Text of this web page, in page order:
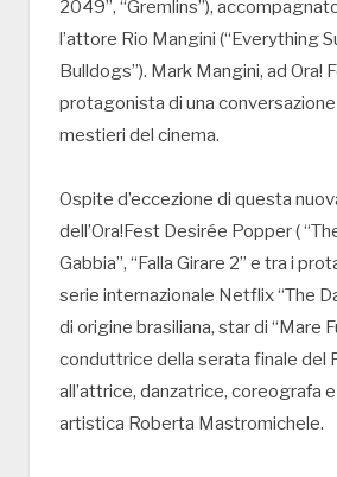
2049”, “Gremlins”),
l’attore Rio Mangini (“Everything
Bulldogs”). Mark Mangini, ad Ora!
protagonista di una
mestieri del cinema.
Ospite d’eccezione di questa
dell’Ora!Fest Desirée Popper (
Gabbia”, “Falla Girare 2” e tra i
serie internazionale Netflix “The
di origine brasiliana, star di “Mare
conduttrice della serata finale del
all’attrice, danzatrice, coreografa
artistica Roberta Mastromichele.